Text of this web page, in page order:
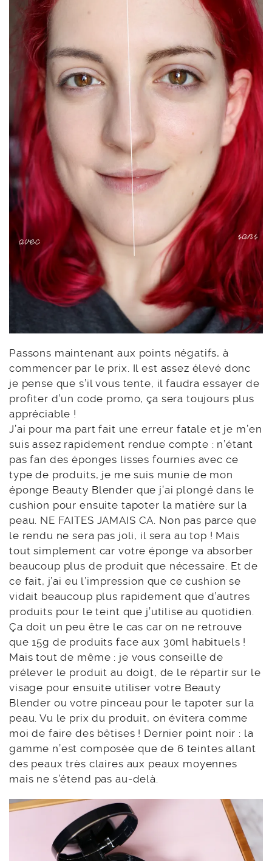
Passons maintenant aux points négatifs, à
commencer par le prix. Il est assez élevé donc
je pense que s’il vous tente, il faudra essayer de
profiter d’un code promo, ça sera toujours plus
appréciable !
J’ai pour ma part fait une erreur fatale et je m’en
suis assez rapidement rendue compte : n’étant
pas fan des éponges lisses fournies avec ce
type de produits, je me suis munie de mon
éponge Beauty Blender que j’ai plongé dans le
cushion pour ensuite tapoter la matière sur la
peau. NE FAITES JAMAIS CA. Non pas parce que
le rendu ne sera pas joli, il sera au top ! Mais
tout simplement car votre éponge va absorber
beaucoup plus de produit que nécessaire. Et de
ce fait, j’ai eu l’impression que ce cushion se
vidait beaucoup plus rapidement que d’autres
produits pour le teint que j’utilise au quotidien.
Ça doit un peu être le cas car on ne retrouve
que 15g de produits face aux 30ml habituels !
Mais tout de même : je vous conseille de
prélever le produit au doigt, de le répartir sur le
visage pour ensuite utiliser votre Beauty
Blender ou votre pinceau pour le tapoter sur la
peau. Vu le prix du produit, on évitera comme
moi de faire des bêtises ! Dernier point noir : la
gamme n’est composée que de 6 teintes allant
des peaux très claires aux peaux moyennes
mais ne s’étend pas au-delà.